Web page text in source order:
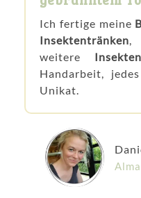
Ich fertige meine
Insektentränken
weitere
Handarbeit,
Unikat.